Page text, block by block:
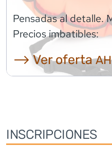
Pensadas al detalle.
Precios imbatibles:
⟶ Ver oferta
INSCRIPCIONES